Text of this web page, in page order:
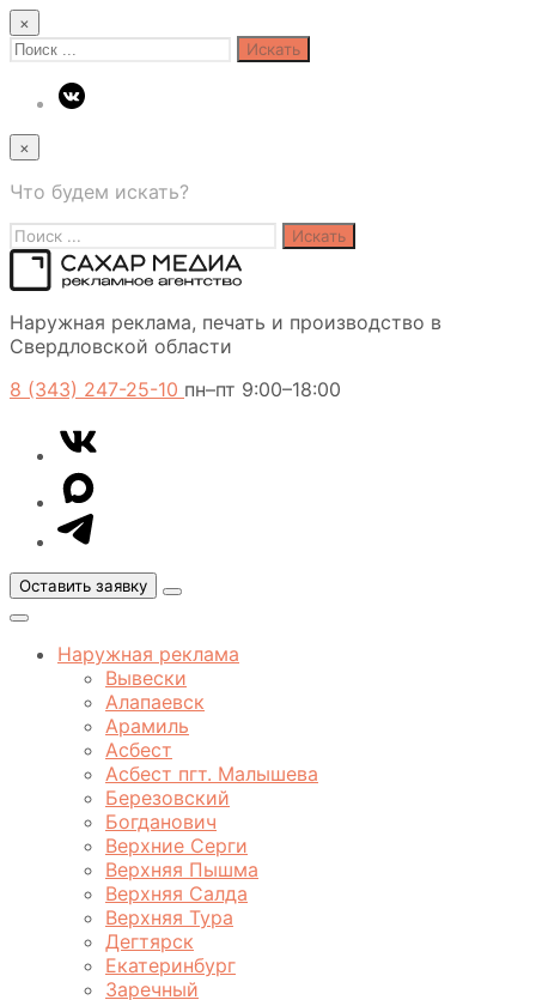
×
Search
×
Что будем искать?
Search
for:
Медиа
Наружная реклама, печать и производство в
Свердловской области
8 (343) 247-25-10 пн–пт 9:00–18:00
VK
Telegram
MAX
Оставить заявку
Открыть
Закрыть
менюНаружная реклама
Вывески
Алапаевск
Арамиль
Асбест
Асбест пгт. Малышева
Березовский
Богданович
Верхние Серги
Верхняя Пышма
Верхняя Салда
Верхняя Тура
Дегтярск
Екатеринбург
Заречный